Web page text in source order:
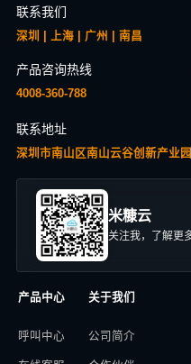
联系我们
深圳 | 上海 | 广州 | 南昌
产品咨询热线
4008-360-788
联系地址
深圳市南山区南山云谷创新产业
米糠云
关注我，了解更
产品中心
呼叫中心
关于我们
公司简介